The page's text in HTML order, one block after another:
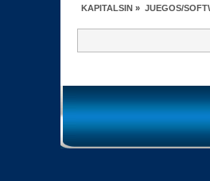
KAPITALSIN » JUEGOS/